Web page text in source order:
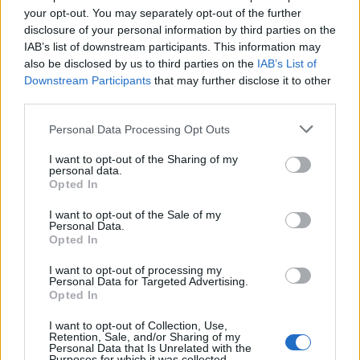
your opt-out. You may separately opt-out of the further
disclosure of your personal information by third parties on the
IAB’s list of downstream participants. This information may
also be disclosed by us to third parties on the IAB’s List of
Downstream Participants that may further disclose it to other
Personal Data Processing Opt Outs
I want to opt-out of the Sharing of my
personal data.
Opted In
I want to opt-out of the Sale of my
Personal Data.
Opted In
I want to opt-out of processing my
Personal Data for Targeted Advertising.
Opted In
I want to opt-out of Collection, Use,
Retention, Sale, and/or Sharing of my
Personal Data that Is Unrelated with the
00:00 01:16